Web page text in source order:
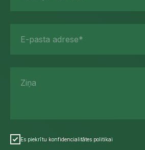
E-pasta adrese*
Ziņa
Es piekrītu konfidencialitātes politikai